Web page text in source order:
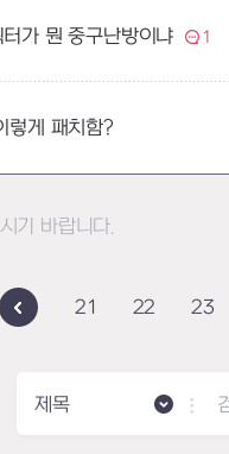
가 뭔 중구난방이냐 1
렇게 패치함?
기 바랍니다.
21 22 23
제목